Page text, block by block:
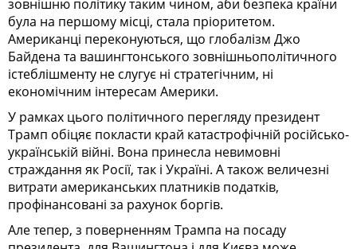
зовнішню політику таким чином, аби безпека країни
була на першому місці, стала пріоритетом.
Американці переконуються, що глобалізм Джо
Байдена та вашингтонського зовнішньополітичного
істеблішменту не слугує ні стратегічним, ні
економічним інтересам Америки.
У рамках цього політичного перегляду президент
Трамп обіцяє покласти край катастрофічній російсько-
українській війні. Вона принесла невимовні
страждання як Росії, так і Україні. А також величезні
витрати американських платників податків,
профінансовані за рахунок боргів.
Але тепер, з поверненням Трампа на посаду